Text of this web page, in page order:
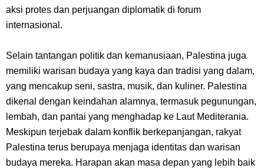
7 Fakta Queen One Piece, All Star Yang Jadi Penanggung Jawab
7 Fakta Brook One Piece, Mantan Kapten Yang Poster Bountynya
Poster Konser
7 Kapal Pesiar Terberat Di Dunia, Simbol Ambisi Industri Pariwisata
Laut
aksi protes dan perjuangan diplomatik di forum
internasional.
Selain tantangan politik dan kemanusiaan, Palestina juga
memiliki warisan budaya yang kaya dan tradisi yang dalam,
yang mencakup seni, sastra, musik, dan kuliner. Palestina
dikenal dengan keindahan alamnya, termasuk pegunungan,
lembah, dan pantai yang menghadap ke Laut Mediterania.
Meskipun terjebak dalam konflik berkepanjangan, rakyat
Palestina terus berupaya menjaga identitas dan warisan
budaya mereka. Harapan akan masa depan yang lebih baik